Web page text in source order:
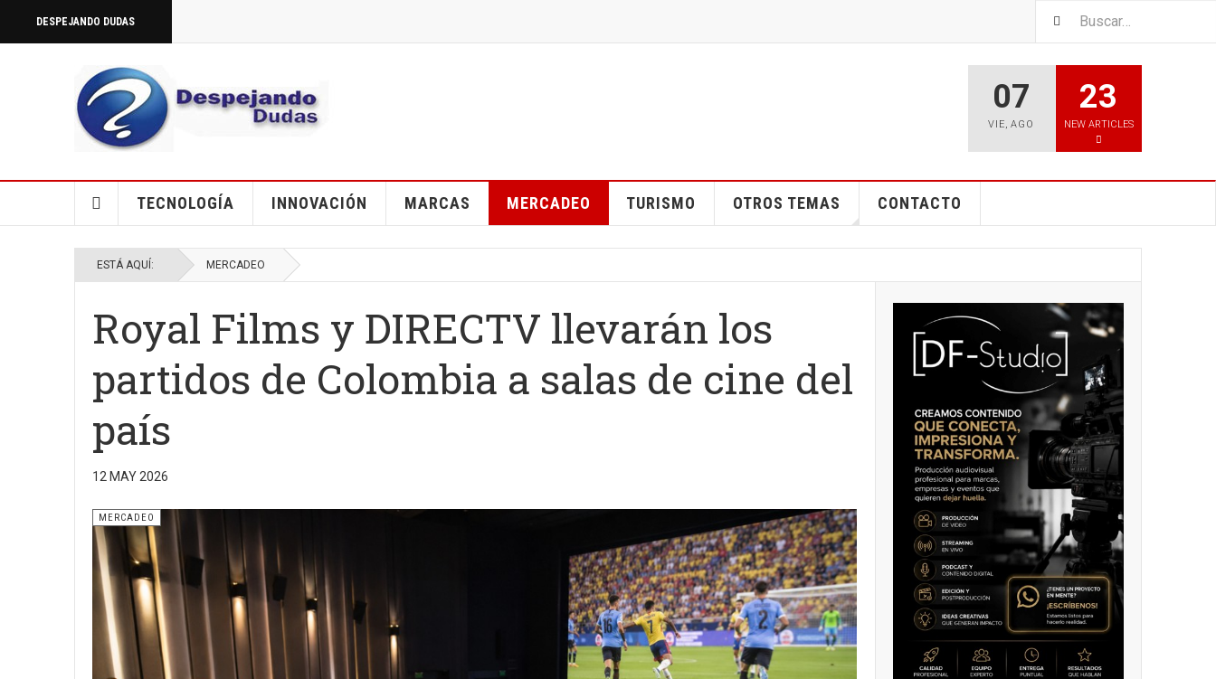
DESPEJANDO DUDAS
07
VIE,AGO
23
NEW ARTICLES
TECNOLOGÍA INNOVACIÓN MARCAS MERCADEO TURISMO OTROS TEMAS CONTACTO
ESTÁ AQUÍ: MERCADEO
Royal Films y DIRECTV llevarán los
partidos de Colombia a salas de cine del
país
12 MAY 2026
MERCADEO